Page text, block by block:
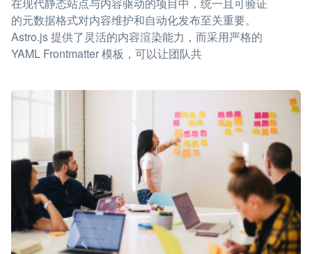
在现代静态站点与内容驱动的项目中，统一且可验证
的元数据格式对内容维护和自动化发布至关重要。
Astro.js 提供了灵活的内容渲染能力，而采用严格的
YAML Frontmatter 模板，可以让团队共